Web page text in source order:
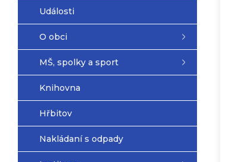
Události
O obci
MŠ, spolky a sport
Knihovna
Hřbitov
Nakládaní s odpady